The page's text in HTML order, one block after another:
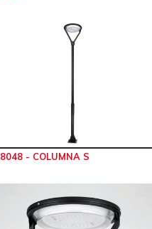
8048 - COLUMNA S